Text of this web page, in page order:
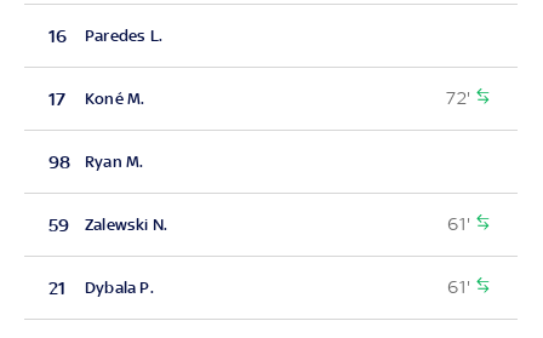
16 Paredes L.
17 Koné M. 72'
98 Ryan M.
59 Zalewski N. 61'
21 Dybala P. 61'